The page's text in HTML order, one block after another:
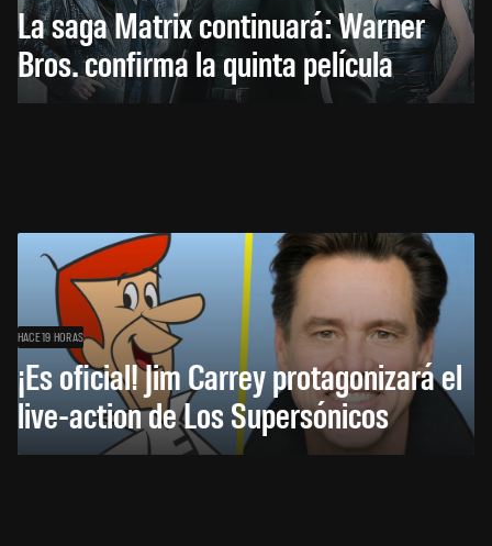
La saga Matrix continuará: Warner
Bros. confirma la quinta película
HACE 19 HORAS
¡Es oficial! Jim Carrey protagonizará el
live-action de Los Supersónicos